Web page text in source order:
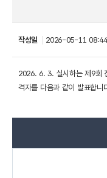
작성일 2026-05-11 08:44
2026. 6. 3. 실시하는 제9회
격자를 다음과 같이 발표합니